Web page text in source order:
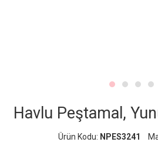
Havlu Peştamal,
Ürün Kodu: NPES3241